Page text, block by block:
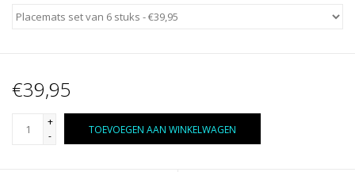
€39,95
+
-
TOEVOEGEN AAN WINKELWAGEN